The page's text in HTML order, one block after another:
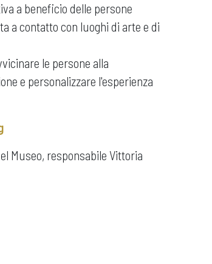
a beneficio delle persone
a contatto con luoghi di arte e di
le persone alla
e personalizzare l'esperienza
Museo, responsabile Vittoria